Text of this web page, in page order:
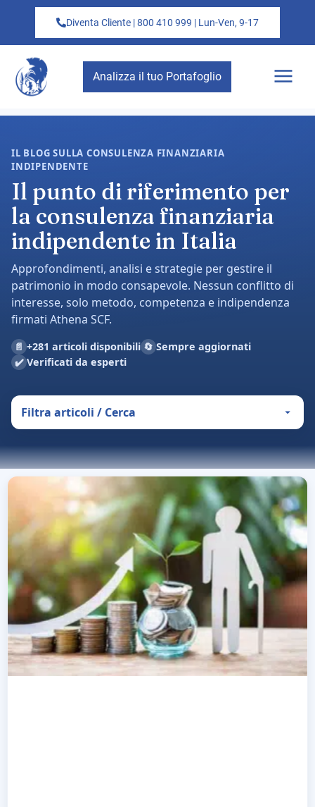
Diventa Cliente | 800 410 999 | Lun-Ven, 9-17
Analizza il tuo Portafoglio
IL BLOG SULLA CONSULENZA FINANZIARIA
INDIPENDENTE
Il punto di riferimento per
la consulenza finanziaria
indipendente in Italia
Approfondimenti, analisi e strategie per gestire il
patrimonio in modo consapevole. Nessun conflitto di
interesse, solo metodo, competenza e indipendenza
firmati Athena SCF.
📄 +281 articoli disponibili 🔄 Sempre aggiornati
✔️ Verificati da esperti
Filtra articoli / Cerca